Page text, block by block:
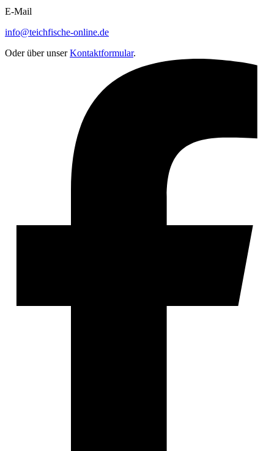
E-Mail
info@teichfische-online.de
Oder über unserKontaktformular.